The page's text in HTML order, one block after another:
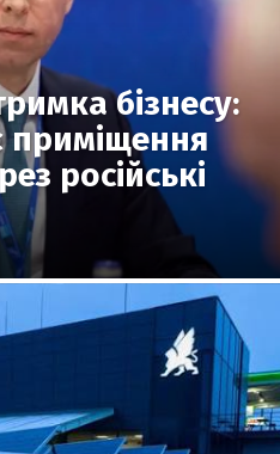
бізнесу:
приміщення
російські